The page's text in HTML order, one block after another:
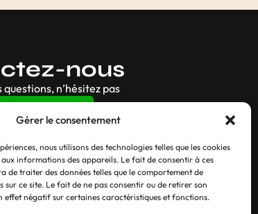
Gérer le consentement
nous utilisons des technologies telles que les cookies
informations des appareils. Le fait de consentir à ces
de traiter des données telles que le comportement de
sur ce site. Le fait de ne pas consentir ou de retirer son
effet négatif sur certaines caractéristiques et fonctions.
nous
questions, n’hésitez pas
Contact